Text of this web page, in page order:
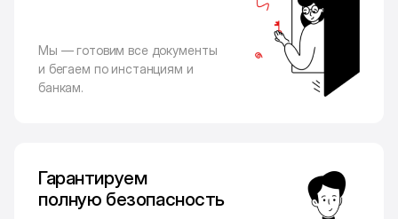
Мы — готовим все документы
и бегаем по инстанциям и
банкам.
Гарантируем
полную безопасность